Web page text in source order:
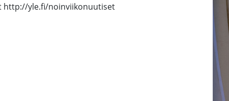
http://yle.fi/noinviikonuutiset